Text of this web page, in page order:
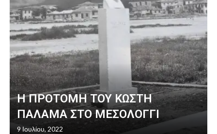
Η ΠΡΟΤΟΜΗ ΤΟΥ ΚΩΣΤΗ
ΠΑΛΑΜΑ ΣΤΟ ΜΕΣΟΛΟΓΓΙ
9 Ιουλίου, 2022